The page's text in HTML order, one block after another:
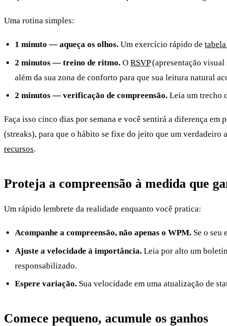
Uma rotina simples:
1 minuto — aqueça os olhos. Um exercício rápido de
2 minutos — treino de ritmo. ORSVP(apresentação visual
além da sua zona de conforto para que sua leitura natural
2 minutos — verificação de compreensão. Leia um trecho
Faça isso cinco dias por semana e você sentirá a diferença em
(streaks), para que o hábito se fixe do jeito que um
recursos.
Proteja a compreensão à medida que
Um rápido lembrete da realidade enquanto você pratica:
Acompanhe a compreensão, não apenas o WPM. Se o seu
Ajuste a velocidade à importância. Leia por alto um
responsabilizado.
Espere variação. Sua velocidade em uma atualização de
Comece pequeno, acumule os ganhos